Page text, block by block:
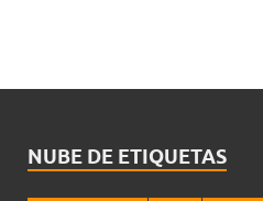
NUBE DE ETIQUETAS